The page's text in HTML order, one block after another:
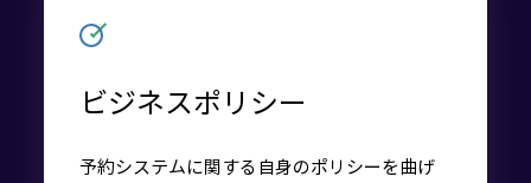
ビジネスポリシー
予約システムに関する自身のポリシーを曲げ